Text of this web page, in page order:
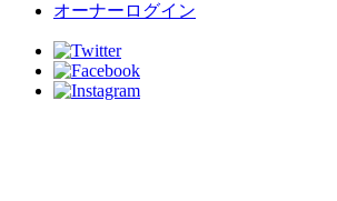
オーナーログイン